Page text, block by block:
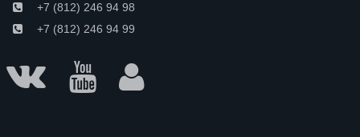
+7 (812) 246 94 98
+7 (812) 246 94 99